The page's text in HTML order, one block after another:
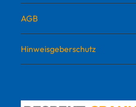
AGB
Hinweisgeberschutz